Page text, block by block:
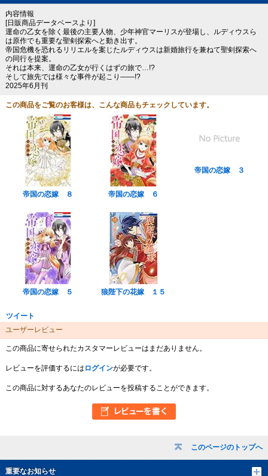
このページのトップへ
重要なお知らせ
内容情報
[日販商品データベースより]
運命の乙女を除く最後の主要人物、少年神官マーリスが登場し、ルディウスら
は原作でも重要な聖剣探索へと動き出す。
帝国危機を恐れるリリエルを案じたルディウスは新婚旅行を兼ねて聖剣探索へ
の同行を提案。
それは本来、運命の乙女が行くはずの旅で…!?
そして旅先では様々な事件が起こり――!?
2025年6月刊
この商品をご覧のお客様は、こんな商品もチェックしています。
帝国の恋嫁 ８ 帝国の恋嫁 ６
帝国の恋嫁 ３
帝国の恋嫁 ５ 狼陛下の花嫁 １５
ツイート
ユーザーレビュー
この商品に寄せられたカスタマーレビューはまだありません。
レビューを評価するには ログインが必要です。
この商品に対するあなたのレビューを投稿することができます。